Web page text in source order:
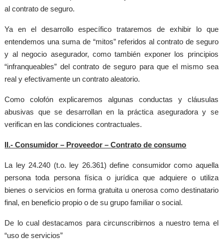
al contrato de seguro.
Ya en el desarrollo específico trataremos de exhibir lo que
entendemos una suma de “mitos” referidos al contrato de seguro
y al negocio asegurador, como también exponer los principios
“infranqueables” del contrato de seguro para que el mismo sea
real y efectivamente un contrato aleatorio.
Como colofón explicaremos algunas conductas y cláusulas
abusivas que se desarrollan en la práctica aseguradora y se
verifican en las condiciones contractuales.
II.- Consumidor – Proveedor – Contrato de consumo
La ley 24.240 (t.o. ley 26.361) define consumidor como aquella
personatoda persona física o jurídica que adquiere o utiliza
bienes o servicios en forma gratuita u onerosa como destinatario
final, en beneficio propio o de su grupo familiar o social.
De lo cual destacamos para circunscribirnos a nuestro tema el
“uso de servicios”